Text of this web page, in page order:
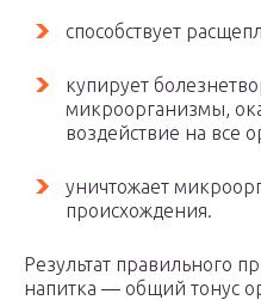
способствует
купирует
микроорганизмы,
воздействие на все
уничтожает
происхождения.
Результат правильного
напитка — общий тонус